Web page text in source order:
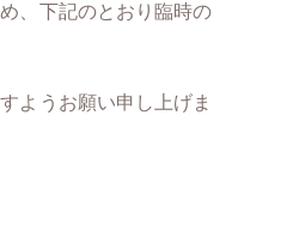
、下記のとおり臨時の
ようお願い申し上げま